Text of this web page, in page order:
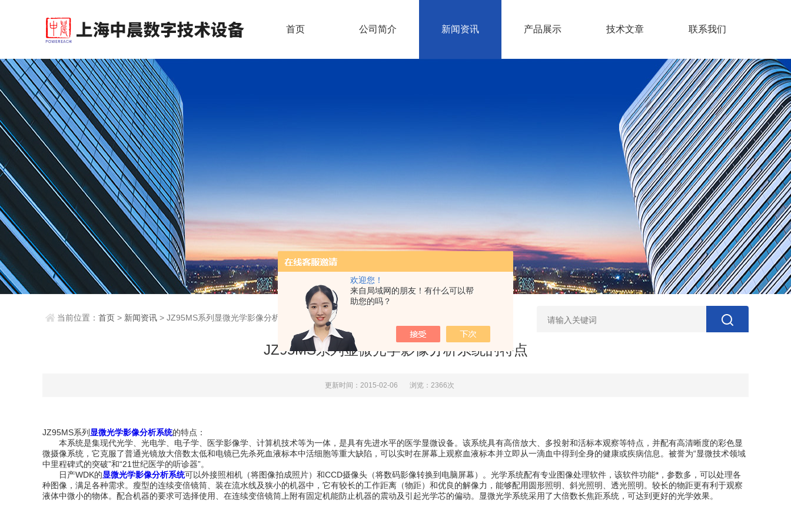
欢迎您！
来自局域网的朋友！有什么可以帮
助您的吗？
首页 公司简介 新闻资讯 产品展示 技术文章 联系我们
当前位置： 首页 > 新闻资讯 > JZ95MS系列显微光学影像分析系统的特点
JZ95MS系列显微光学影像分析系统的特点
更新时间：2015-02-06 浏览：2366次
JZ95MS系列 显微光学影像分析系统的特点：
本系统是集现代光学、光电学、电子学、医学影像学、计算机技术等为一体，是具有先进水平的医学显微设备。该系统具有高倍放大、多投射和活标本观察等特点，并配有高清晰度的彩色显
微摄像系统，它克服了普通光镜放大倍数太低和电镜已先杀死血液标本中活细胞等重大缺陷，可以实时在屏幕上观察血液标本并立即从一滴血中得到全身的健康或疾病信息。被誉为“显微技术领域
中里程碑式的突破”和“21世纪医学的听诊器”。
日产WDK的显微光学影像分析系统可以外接照相机（将图像拍成照片）和CCD摄像头（将数码影像转换到电脑屏幕）。光学系统配有专业图像处理软件，该软件功能*，参数多，可以处理各
种图像，满足各种需求。瘦型的连续变倍镜筒、装在流水线及狭小的机器中，它有较长的工作距离（物距）和优良的解像力，能够配用圆形照明、斜光照明、透光照明。较长的物距更有利于观察
液体中微小的物体。配合机器的要求可选择使用、在连续变倍镜筒上附有固定机能防止机器的震动及引起光学芯的偏动。显微光学系统采用了大倍数长焦距系统，可达到更好的光学效果。